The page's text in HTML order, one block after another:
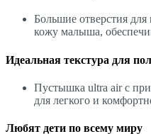
Большие отверстия
кожу малыша,
Идеальная текстура для
Пустышка ultra air с
для легкого и
Любят дети по всему миру